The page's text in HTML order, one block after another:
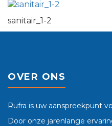
sanitair_1-2
OVER ONS
Rufra is uw aanspreekpunt
Door onze jarenlange